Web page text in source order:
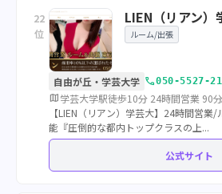
22
位
LIEN（リアン）
ルーム/出張
自由が丘・学芸大学 call050-5527-
map学芸大学駅徒歩10分 24時間営業 90
【LIEN（リアン）学芸大】24時間営
能『圧倒的な都内トップクラスの上...
公式サイト